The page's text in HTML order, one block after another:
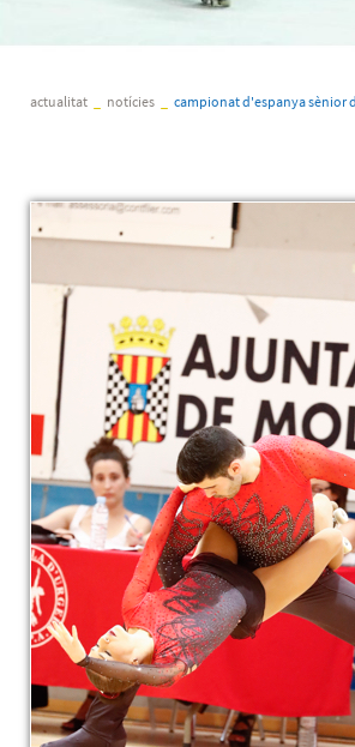
actualitat notícies campionat d'espanya sènior